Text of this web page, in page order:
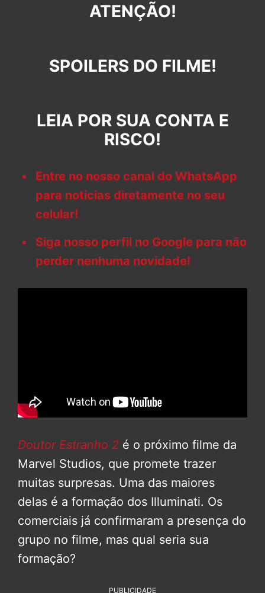
ATENÇÃO!
SPOILERS DO FILME!
LEIA POR SUA CONTA E
RISCO!
Entre no nosso canal do WhatsApp
para notícias diretamente no seu
celular!
Siga nosso perfil no Google para não
perder nenhuma novidade!
Doutor Estranho 2 é o próximo filme da
Marvel Studios, que promete trazer
muitas surpresas. Uma das maiores
delas é a formação dos Illuminati. Os
comerciais já confirmaram a presença do
grupo no filme, mas qual seria sua
formação?
PUBLICIDADE